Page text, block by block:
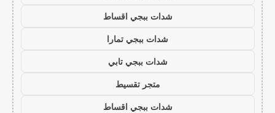
شدات ببجي اقساط
شدات ببجي تمارا
شدات ببجي تابي
متجر تقسيط
شدات ببجي اقساط